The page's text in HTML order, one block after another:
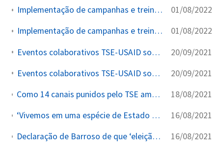
Implementação de campanhas e treinamentos institucionais 01/08/2022
Implementação de campanhas e treinamentos institucionais 01/08/2022
Eventos colaborativos TSE-USAID sobre desinformação eleitoral 20/09/2021
Eventos colaborativos TSE-USAID sobre desinformação eleitoral 20/09/2021
Como 14 canais punidos pelo TSE amplificaram narrativas pró-voto impresso no YouTube. 18/08/2021
‘Vivemos em uma espécie de Estado de exceção’, critica Van Hattem sobre STF e TSE. 16/08/2021
Declaração de Barroso de que ‘eleição não se vence, se toma’ acirra guerra com Bolsonaro. 16/08/2021